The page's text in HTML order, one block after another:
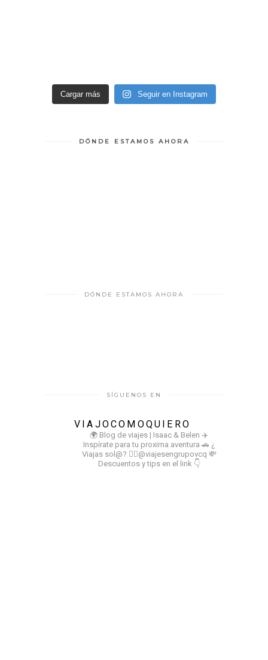
Cargar más Seguir en Instagram
DÓNDE ESTAMOS AHORA
DÓNDE ESTAMOS AHORA
SÍGUENOS EN
VIAJOCOMOQUIERO
🌍 Blog de viajes | Isaac & Belen ✈️
Inspírate para tu proxima aventura 🚗 ¿
Viajas sol@? 👉🏻@viajesengrupovcq 💸
Descuentos y tips en el link 👇